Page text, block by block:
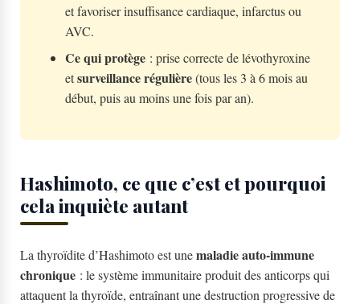
et favoriser insuffisance cardiaque, infarctus ou
AVC.
Ce qui protège : prise correcte de lévothyroxine
etsurveillance régulière(tous les 3 à 6 mois au
début, puis au moins une fois par an).
Hashimoto, ce que c’est et pourquoi
cela inquiète autant
La thyroïdite d’Hashimoto est unemaladie auto-immune
chronique : le système immunitaire produit des anticorps qui
attaquent la thyroïde, entraînant une destruction progressive de